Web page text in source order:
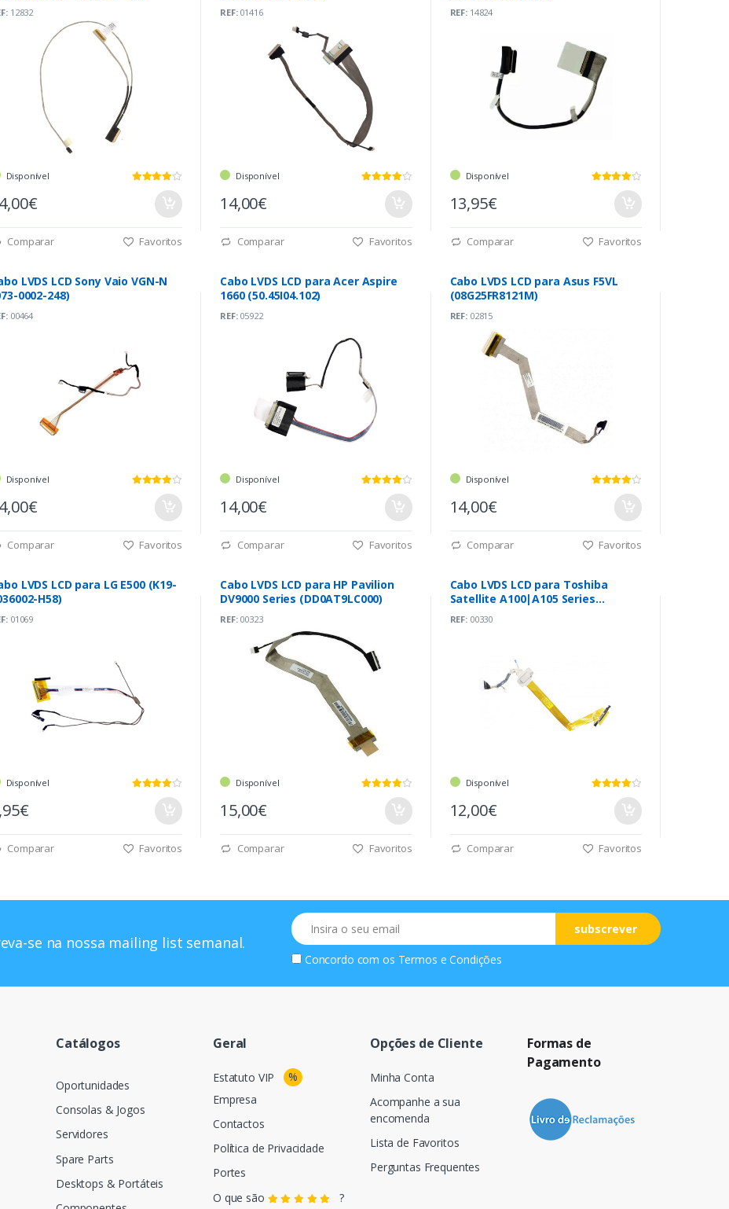
12832
Disponível
Comparar Favoritos
REF:01416
Disponível
14,00€
Comparar Favoritos
REF:14824
Disponível
13,95€
Comparar Favoritos
LVDS LCD Sony Vaio VGN-N
0002-248)
00464
Disponível
Comparar Favoritos
Cabo LVDS LCD para Acer Aspire
1660 (50.45I04.102)
REF:05922
Disponível
14,00€
Comparar Favoritos
Cabo LVDS LCD para Asus F5VL
(08G25FR8121M)
REF:02815
Disponível
14,00€
Comparar Favoritos
LVDS LCD para LG E500 (K19-
H58)
01069
Disponível
Comparar Favoritos
Cabo LVDS LCD para HP Pavilion
DV9000 Series (DD0AT9LC000)
REF:00323
Disponível
15,00€
Comparar Favoritos
Cabo LVDS LCD para Toshiba
Satellite A100|A105 Series
REF:00330
Disponível
12,00€
Comparar Favoritos
se na nossa mailing list semanal.
Email
subscrever
Concordo com os Termos e Condições
Catálogos
Oportunidades
Consolas & Jogos
Servidores
Spare Parts
Desktops & Portáteis
Geral
Estatuto VIP
%
Empresa
Contactos
Política de Privacidade
Portes
O que são
?
Opções de Cliente
Minha Conta
Acompanhe a sua
encomenda
Lista de Favoritos
Perguntas Frequentes
Formas de
Pagamento